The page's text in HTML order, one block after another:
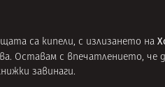
са кипели, с излизането на
Оставам с впечатлението,
завинаги.